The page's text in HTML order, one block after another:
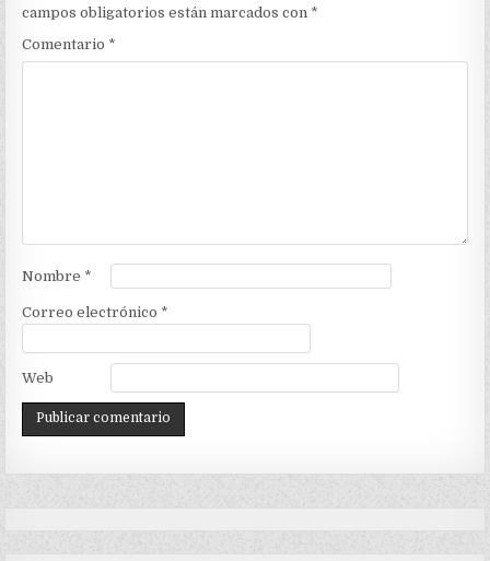
campos obligatorios están marcados con *
Comentario *
Nombre *
Correo electrónico *
Web